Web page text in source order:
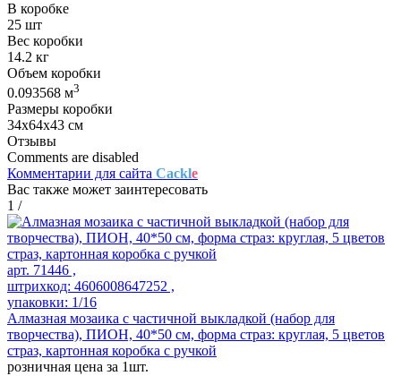
В коробке
25 шт
Вес коробки
14.2 кг
Объем коробки
0.093568 м3
Размеры коробки
34х64х43 см
Отзывы
Comments are disabled
Комментарии для сайта Cackle
Вас также может заинтересовать
1 /
арт. 71446 ,
штрихкод: 4606008647252 ,
упаковки: 1/16
Алмазная мозаика с частичной выкладкой (набор для
творчества), ПИОН, 40*50 см, форма страз: круглая, 5 цветов
страз, картонная коробка с ручкой
розничная цена за 1шт.